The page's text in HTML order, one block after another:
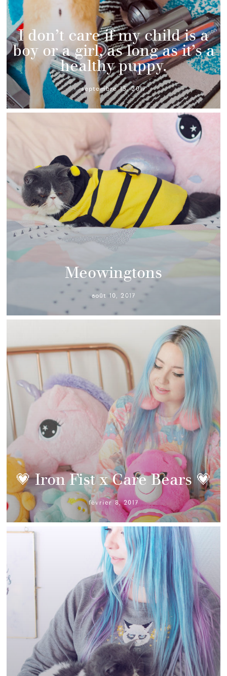
I don’t care if my child is a
boy or a girl, as long as it’s a
healthy puppy.
septembre 15, 2017
Meowingtons
août 10, 2017
💗 Iron Fist x Care Bears 💗
février 8, 2017